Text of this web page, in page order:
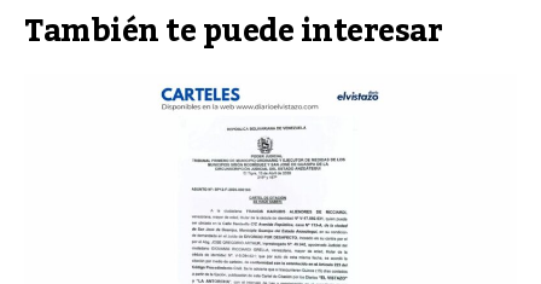
También te puede interesar